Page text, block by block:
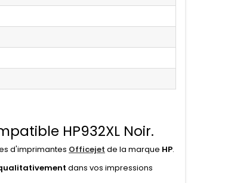
HP932XL Noir.
d'imprimantes Officejet de la marque HP.
dans vos impressions